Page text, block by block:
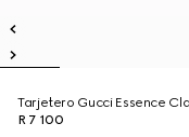
Tarjetero Gucci Essence
R 7 100